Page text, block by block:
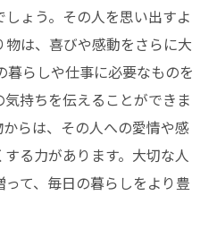
ょう。その人を思い出すよ
は、喜びや感動をさらに大
暮らしや仕事に必要なものを
持ちを伝えることができま
らは、その人への愛情や感
る力があります。大切な人
て、毎日の暮らしをより豊